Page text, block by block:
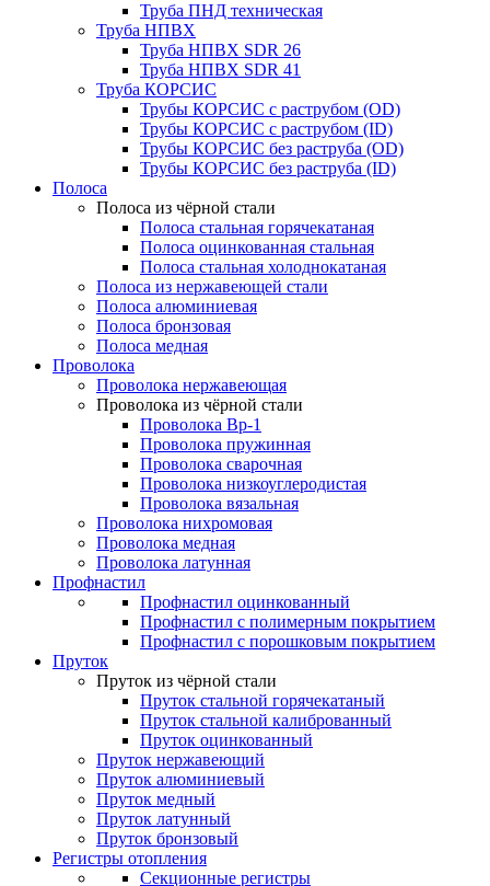
Труба ПНД техническая
Труба НПВХ
Труба НПВХ SDR 26
Труба НПВХ SDR 41
Труба КОРСИС
Трубы КОРСИС с раструбом (OD)
Трубы КОРСИС с раструбом (ID)
Трубы КОРСИС без раструба (OD)
Трубы КОРСИС без раструба (ID)
Полоса
Полоса из чёрной стали
Полоса стальная горячекатаная
Полоса оцинкованная стальная
Полоса стальная холоднокатаная
Полоса из нержавеющей стали
Полоса алюминиевая
Полоса бронзовая
Полоса медная
Проволока
Проволока нержавеющая
Проволока из чёрной стали
Проволока Вр-1
Проволока пружинная
Проволока сварочная
Проволока низкоуглеродистая
Проволока вязальная
Проволока нихромовая
Проволока медная
Проволока латунная
Профнастил
Профнастил оцинкованный
Профнастил с полимерным покрытием
Профнастил с порошковым покрытием
Пруток
Пруток из чёрной стали
Пруток стальной горячекатаный
Пруток стальной калиброванный
Пруток оцинкованный
Пруток нержавеющий
Пруток алюминиевый
Пруток медный
Пруток латунный
Пруток бронзовый
Регистры отопления
Секционные регистры